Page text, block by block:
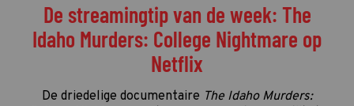
Welke programma's liggen momenteel
op kop in de vierde kwalificatieronde?
De vierde kwalificatieronde én de streamingronde
van de Gouden Televizier-Ring 2026 zijn in volle